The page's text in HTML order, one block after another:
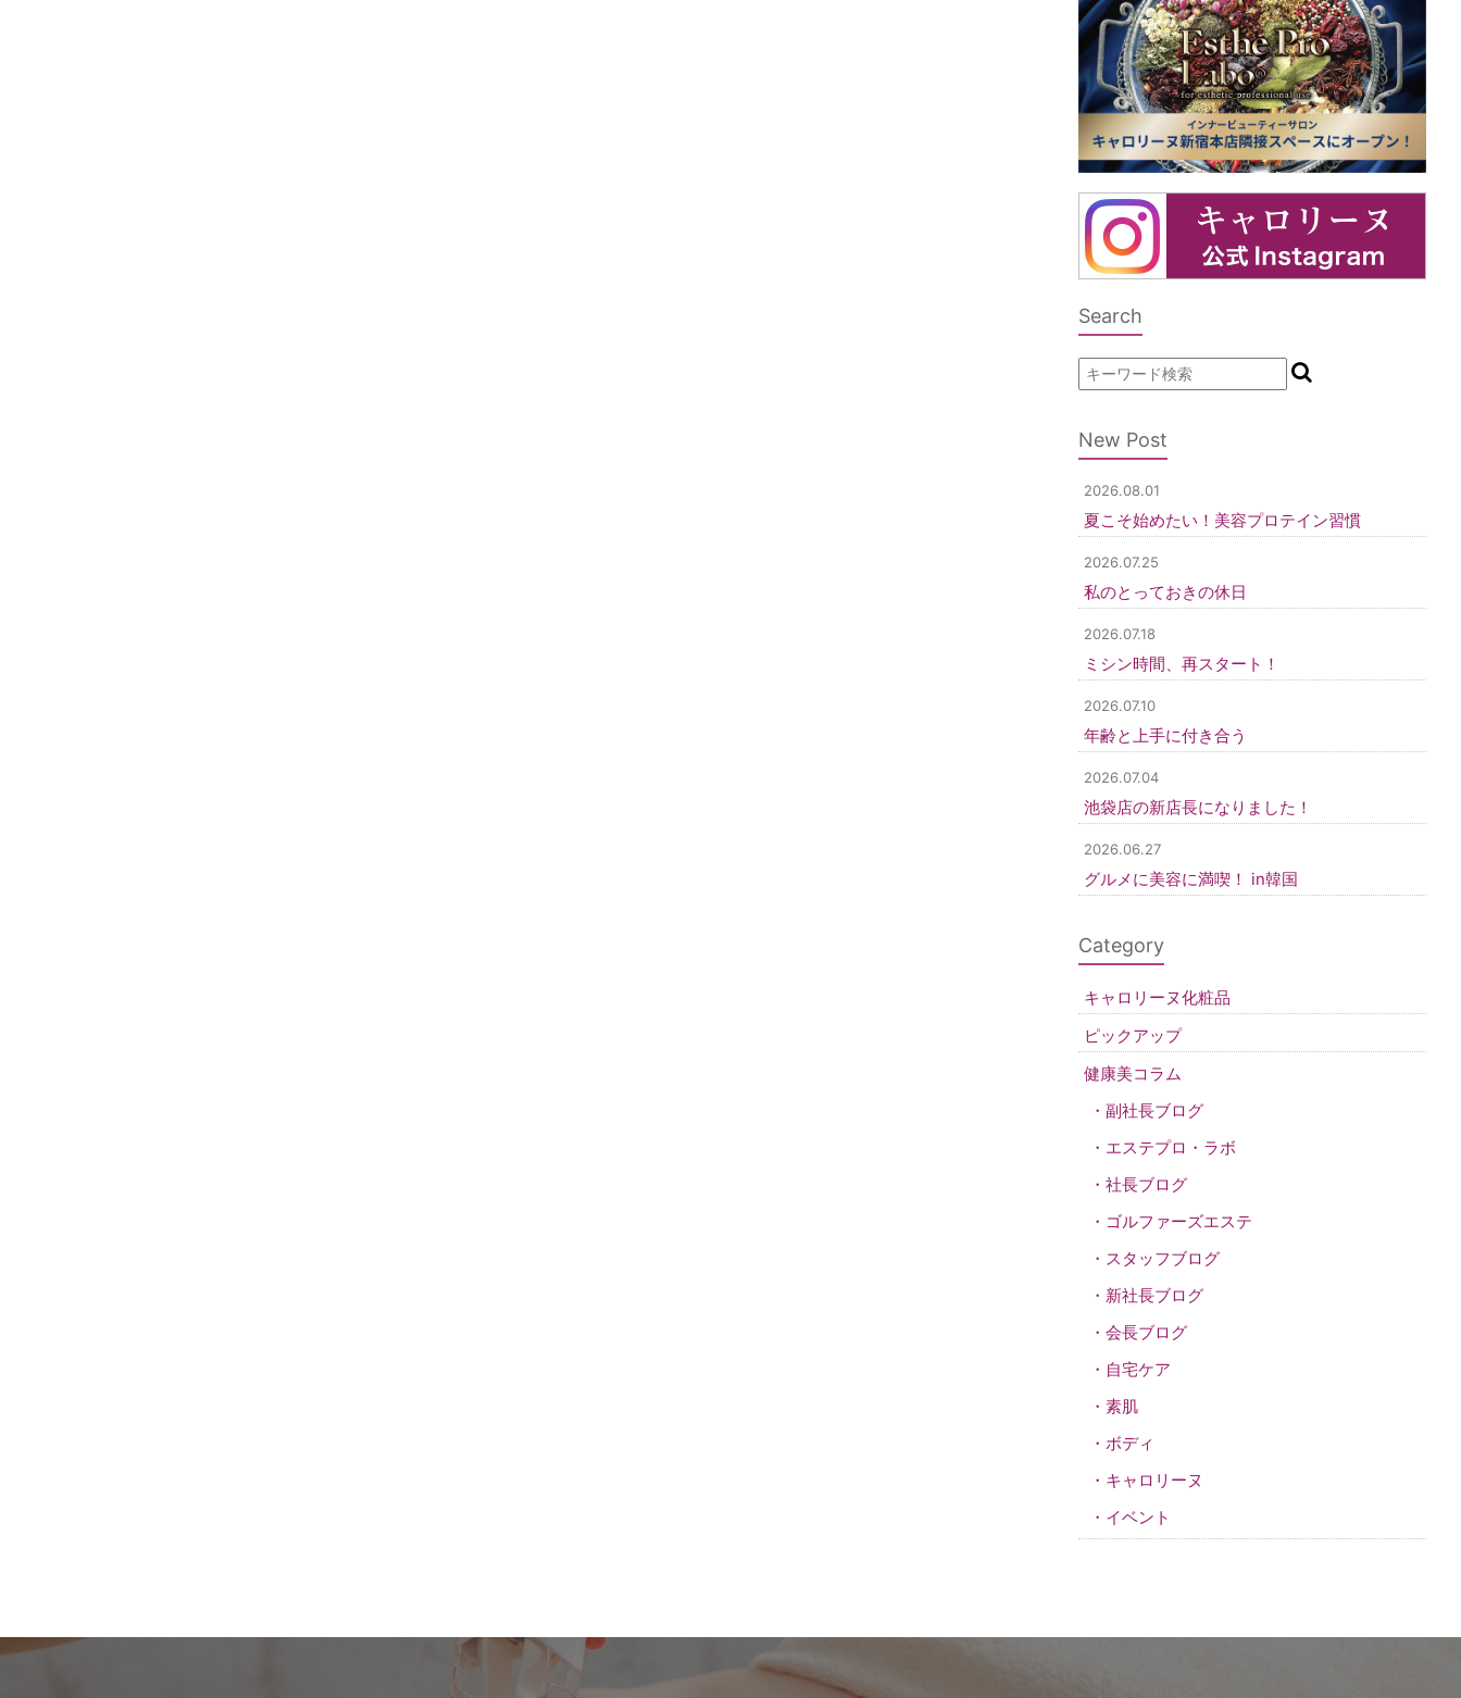
Search
New Post
2026.08.01
夏こそ始めたい！美容プロテイン習慣
2026.07.25
私のとっておきの休日
2026.07.18
ミシン時間、再スタート！
2026.07.10
年齢と上手に付き合う
2026.07.04
池袋店の新店長になりました！
2026.06.27
グルメに美容に満喫！ in韓国
Category
キャロリーヌ化粧品
ピックアップ
健康美コラム
副社長ブログ
エステプロ・ラボ
社長ブログ
ゴルファーズエステ
スタッフブログ
新社長ブログ
会長ブログ
自宅ケア
素肌
ボディ
キャロリーヌ
イベント